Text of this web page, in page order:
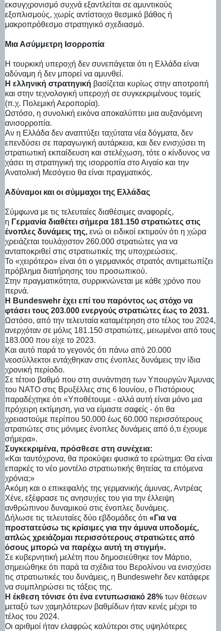
εκσυγχρονισμό συχνά εξαντλείται σε αμυντικούς
εξοπλισμούς, χωρίς αντίστοιχο θεσμικό βάθος ή
μακροπρόθεσμο στρατηγικό σχεδιασμό.
Μια Ασύμμετρη Ισορροπία
Η τουρκική υπεροχή δεν συνεπάγεται ότι η Ελλάδα είναι
αδύναμη ή δεν μπορεί να αμυνθεί.
Η ελληνική στρατηγική βασίζεται κυρίως στην αποτροπή
και στην τεχνολογική υπεροχή σε συγκεκριμένους τομείς
(π.χ. Πολεμική Αεροπορία).
Ωστόσο, η συνολική εικόνα αποκαλύπτει μια αυξανόμενη
ανισορροπία.
Αν η Ελλάδα δεν αναπτύξει ταχύτατα νέα δόγματα, δεν
επενδύσει σε παραγωγική αυτάρκεια, και δεν ενισχύσει τη
στρατιωτική εκπαίδευση και στελέχωση, τότε ο κίνδυνος να
χάσει τη στρατηγική της ισορροπία στο Αιγαίο και την
Ανατολική Μεσόγειο θα είναι πραγματικός.
Αδύναμοι και οι σύμμαχοι της Ελλάδας
Σύμφωνα με τις τελευταίες διαθέσιμες αναφορές,
η Γερμανία διαθέτει σήμερα 181.150 στρατιώτες στις
ένοπλες δυνάμεις της, ενώ οι ειδικοί εκτιμούν ότι η χώρα
χρειάζεται τουλάχιστον 260.000 στρατιώτες για να
ανταποκριθεί στις στρατιωτικές της υποχρεώσεις.
Το «χειρότερο» είναι ότι ο γερμανικός στρατός αντιμετωπίζει
πρόβλημα διατήρησης του προσωπικού.
Στην πραγματικότητα, συρρικνώνεται με κάθε χρόνο που
περνά.
Η Bundeswehr έχει επί του παρόντος ως στόχο να
φτάσει τους 203.000 ενεργούς στρατιώτες έως το 2031.
Ωστόσο, από την τελευταία καταμέτρηση στο τέλος του 2024,
ανερχόταν σε μόλις 181.150 στρατιώτες, μειωμένοι από τους
183.000 που είχε το 2023.
Και αυτό παρά το γεγονός ότι πάνω από 20.000
νεοσύλλεκτοι εντάχθηκαν στις ένοπλες δυνάμεις την ίδια
χρονική περίοδο.
Σε τέτοιο βαθμό που στη συνάντηση των Υπουργών Άμυνας
του ΝΑΤΟ στις Βρυξέλλες στις 6 Ιουνίου, ο Πιστόριους
παραδέχτηκε ότι «Υποθέτουμε - αλλά αυτή είναι μόνο μια
πρόχειρη εκτίμηση, για να είμαστε σαφείς - ότι θα
χρειαστούμε περίπου 50.000 έως 60.000 περισσότερους
στρατιώτες στις μόνιμες ένοπλες δυνάμεις από ό,τι έχουμε
σήμερα».
Συγκεκριμένα, πρόσθεσε στη συνέχεια:
«Και ταυτόχρονα, θα προκύψει φυσικά το ερώτημα: Θα είναι
επαρκές το νέο μοντέλο στρατιωτικής θητείας τα επόμενα
χρόνια;»
Ακόμη και ο επικεφαλής της γερμανικής άμυνας, Αντρέας
Χένε, εξέφρασε τις ανησυχίες του για την έλλειψη
ανθρώπινου δυναμικού στις ένοπλες δυνάμεις.
Δήλωσε τις τελευταίες δύο εβδομάδες ότι «Για να
προστατεύσω τις κρίσιμες για την άμυνα υποδομές,
απλώς χρειάζομαι περισσότερους στρατιώτες από
όσους μπορώ να παρέχω αυτή τη στιγμή».
Σε κυβερνητική μελέτη που δημοσιεύθηκε τον Μάρτιο,
σημειώθηκε ότι παρά τα σχέδια του Βερολίνου να ενισχύσει
τις στρατιωτικές του δυνάμεις, η Bundeswehr δεν κατάφερε
να συμπληρώσει τις τάξεις της.
Η έκθεση τόνισε ότι ένα εντυπωσιακό 28% των θέσεων
μεταξύ των χαμηλότερων βαθμίδων ήταν κενές μέχρι το
τέλος του 2024.
Οι αριθμοί ήταν ελαφρώς καλύτεροι στις υψηλότερες